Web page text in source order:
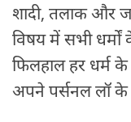
शादी, तलाक और
विषय में सभी धर्मों
फिलहाल हर धर्म
अपने पर्सनल लॉ